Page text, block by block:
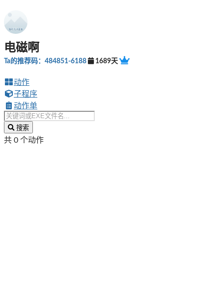
电磁啊
Ta的推荐码：484851-6188 1689天
动作
子程序
动作单
搜索
共 0 个动作